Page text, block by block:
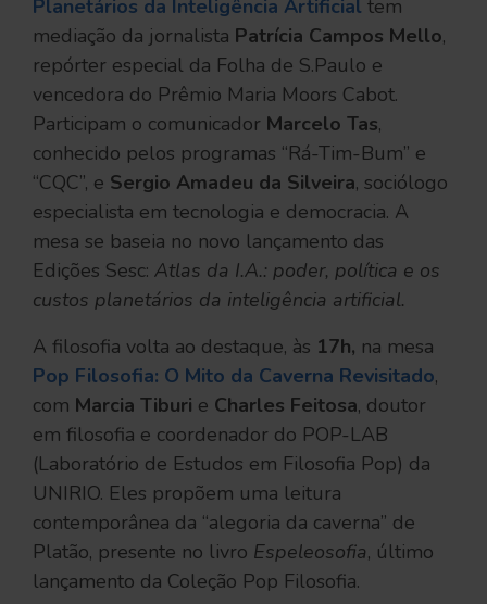
Planetários da Inteligência Artificial tem
mediação da jornalista Patrícia Campos Mello,
repórter especial da Folha de S.Paulo e
vencedora do Prêmio Maria Moors Cabot.
Participam o comunicador Marcelo Tas,
conhecido pelos programas “Rá-Tim-Bum” e
“CQC”, e Sergio Amadeu da Silveira, sociólogo
especialista em tecnologia e democracia. A
mesa se baseia no novo lançamento das
Edições Sesc: Atlas da I.A.: poder, política e os
custos planetários da inteligência artificial.
A filosofia volta ao destaque, às 17h, na mesa
Pop Filosofia: O Mito da Caverna Revisitado,
com Marcia Tiburi e Charles Feitosa, doutor
em filosofia e coordenador do POP-LAB
(Laboratório de Estudos em Filosofia Pop) da
UNIRIO. Eles propõem uma leitura
contemporânea da “alegoria da caverna” de
Platão, presente no livro Espeleosofia, último
lançamento da Coleção Pop Filosofia.